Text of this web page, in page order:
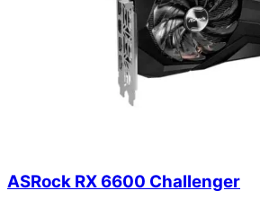
ASRock RX 6600 Challenger